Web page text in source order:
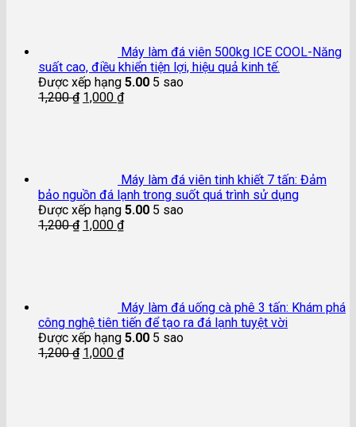
Máy làm đá viên 500kg ICE COOL-Năng
suất cao, điều khiển tiện lợi, hiệu quả kinh tế.
Được xếp hạng 5.00 5 sao
1,200₫ 1,000 ₫
Máy làm đá viên tinh khiết 7 tấn: Đảm
bảo nguồn đá lạnh trong suốt quá trình sử dụng
Được xếp hạng 5.00 5 sao
1,200₫ 1,000 ₫
Máy làm đá uống cà phê 3 tấn: Khám phá
công nghệ tiên tiến để tạo ra đá lạnh tuyệt vời
Được xếp hạng 5.00 5 sao
1,200₫ 1,000 ₫